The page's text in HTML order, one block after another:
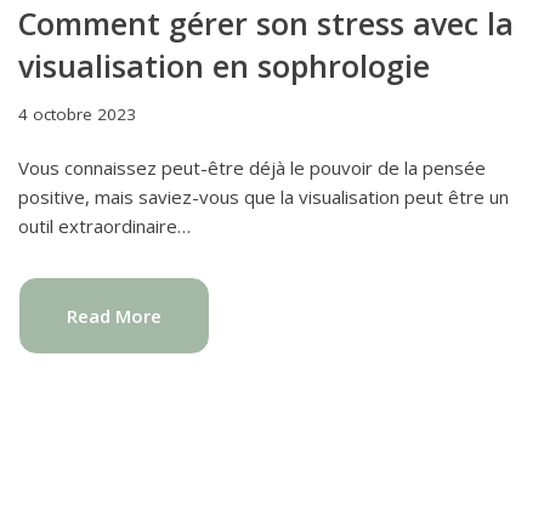
Comment gérer son stress avec la
visualisation en sophrologie
4 octobre 2023
Vous connaissez peut-être déjà le pouvoir de la pensée
positive, mais saviez-vous que la visualisation peut être un
outil extraordinaire…
Read More